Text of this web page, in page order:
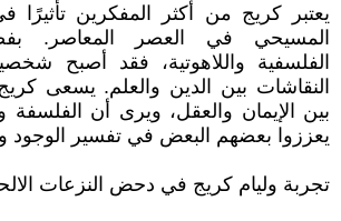
يعتبر كريج من أكثر المفكرين تأثيرًا
المسيحي في العصر المعاصر.
الفلسفية واللاهوتية، فقد أصبح
النقاشات بين الدين والعلم. يسعى
بين الإيمان والعقل، ويرى أن الفلسفة
يعززوا بعضهم البعض في تفسير الوجود
تجربة وليام كريج في دحض النزعات